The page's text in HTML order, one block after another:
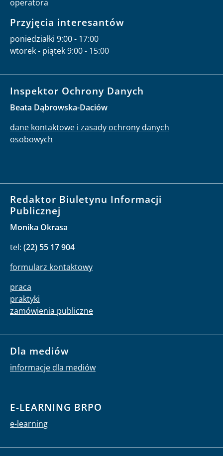
operatora
Przyjęcia interesantów
poniedziałki 9:00 - 17:00
wtorek - piątek 9:00 - 15:00
Inspektor Ochrony Danych
Beata Dąbrowska-Daciów
dane kontaktowe i zasady ochrony danych
osobowych
Redaktor Biuletynu Informacji
Publicznej
Monika Okrasa
tel: (22) 55 17 904
formularz kontaktowy
praca
praktyki
zamówienia publiczne
Dla mediów
informacje dla mediów
E-LEARNING BRPO
e-learning